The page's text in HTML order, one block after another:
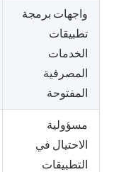
واجهات برمجة
تطبيقات
الخدمات
المصرفية
المفتوحة
مسؤولية
الاحتيال في
التطبيقات